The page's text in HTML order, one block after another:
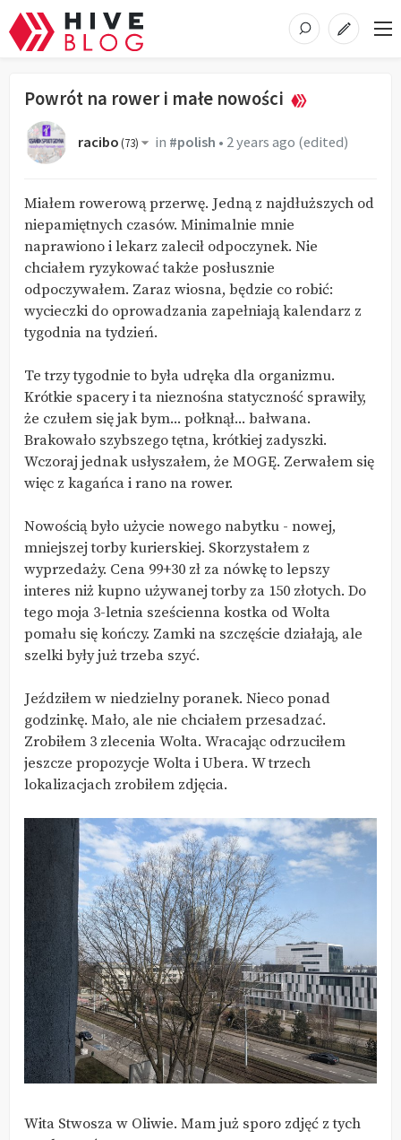
Powrót na rower i małe nowości
racibo(73) in #polish • 2 years ago (edited)
Miałem rowerową przerwę. Jedną z najdłuższych od
niepamiętnych czasów. Minimalnie mnie
naprawiono i lekarz zalecił odpoczynek. Nie
chciałem ryzykować także posłusznie
odpoczywałem. Zaraz wiosna, będzie co robić:
wycieczki do oprowadzania zapełniają kalendarz z
tygodnia na tydzień.
Te trzy tygodnie to była udręka dla organizmu.
Krótkie spacery i ta nieznośna statyczność sprawiły,
że czułem się jak bym... połknął... bałwana.
Brakowało szybszego tętna, krótkiej zadyszki.
Wczoraj jednak usłyszałem, że MOGĘ. Zerwałem się
więc z kagańca i rano na rower.
Nowością było użycie nowego nabytku - nowej,
mniejszej torby kurierskiej. Skorzystałem z
wyprzedaży. Cena 99+30 zł za nówkę to lepszy
interes niż kupno używanej torby za 150 złotych. Do
tego moja 3-letnia sześcienna kostka od Wolta
pomału się kończy. Zamki na szczęście działają, ale
szelki były już trzeba szyć.
Jeździłem w niedzielny poranek. Nieco ponad
godzinkę. Mało, ale nie chciałem przesadzać.
Zrobiłem 3 zlecenia Wolta. Wracając odrzuciłem
jeszcze propozycje Wolta i Ubera. W trzech
lokalizacjach zrobiłem zdjęcia.
Wita Stwosza w Oliwie. Mam już sporo zdjęć z tych